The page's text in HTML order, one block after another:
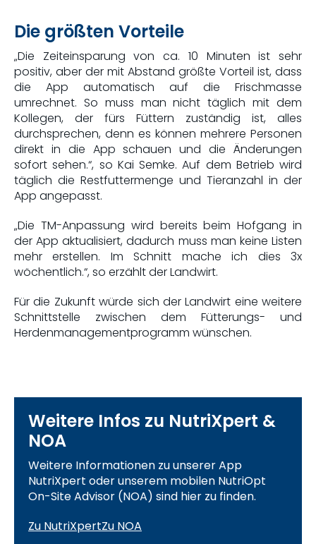
Die größten Vorteile
„Die Zeiteinsparung von ca. 10 Minuten ist sehr
positiv, aber der mit Abstand größte Vorteil ist, dass
die App automatisch auf die Frischmasse
umrechnet. So muss man nicht täglich mit dem
Kollegen, der fürs Füttern zuständig ist, alles
durchsprechen, denn es können mehrere Personen
direkt in die App schauen und die Änderungen
sofort sehen.“, so Kai Semke. Auf dem Betrieb wird
täglich die Restfuttermenge und Tieranzahl in der
App angepasst.
„Die TM-Anpassung wird bereits beim Hofgang in
der App aktualisiert, dadurch muss man keine Listen
mehr erstellen. Im Schnitt mache ich dies 3x
wöchentlich.“, so erzählt der Landwirt.
Für die Zukunft würde sich der Landwirt eine weitere
Schnittstelle zwischen dem Fütterungs- und
Herdenmanagementprogramm wünschen.
Weitere Infos zu NutriXpert &
NOA
Weitere Informationen zu unserer App
NutriXpert oder unserem mobilen NutriOpt
On-Site Advisor (NOA) sind hier zu finden.
Zu NutriXpertZu NOA